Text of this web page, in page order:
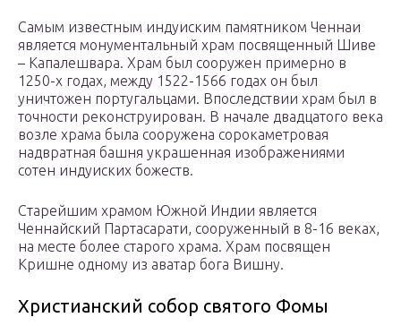
Самым известным индуиским памятником Ченнаи
является монументальный храм посвященный Шиве
– Капалешвара. Храм был сооружен примерно в
1250-х годах, между 1522-1566 годах он был
уничтожен португальцами. Впоследствии храм был в
точности реконструирован. В начале двадцатого века
возле храма была сооружена сорокаметровая
надвратная башня украшенная изображениями
сотен индуиских божеств.
Старейшим храмом Южной Индии является
Ченнайский Партасарати, сооруженный в 8-16 веках,
на месте более старого храма. Храм посвящен
Кришне одному из аватар бога Вишну.
Христианский собор святого Фомы